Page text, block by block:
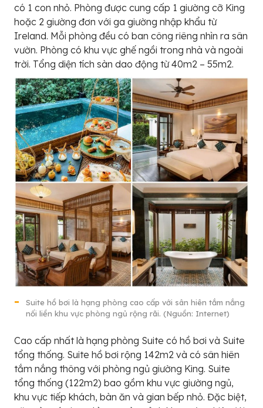
có 1 con nhỏ. Phòng được cung cấp 1 giường cỡ King
hoặc 2 giường đơn với ga giường nhập khẩu từ
Ireland. Mỗi phòng đều có ban công riêng nhìn ra sân
vườn. Phòng có khu vực ghế ngồi trong nhà và ngoài
trời. Tổng diện tích sàn dao động từ 40m2 – 55m2.
Suite hồ bơi là hạng phòng cao cấp với sân hiên tắm nắng
nối liền khu vực phòng ngủ rộng rãi. (Nguồn: Internet)
Cao cấp nhất là hạng phòng Suite có hồ bơi và Suite
tổng thống. Suite hồ bơi rộng 142m2 và có sân hiên
tắm nắng thông với phòng ngủ giường King. Suite
tổng thống (122m2) bao gồm khu vực giường ngủ,
khu vực tiếp khách, bàn ăn và gian bếp nhỏ. Đặc biệt,